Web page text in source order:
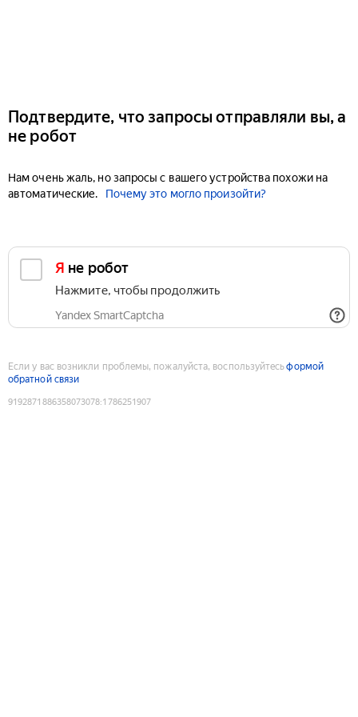
Подтвердите, что запросы отправляли вы, а
не робот
Нам очень жаль, но запросы с вашего устройства похожи на
автоматические.
Почему это могло произойти?
Я не робот
Нажмите, чтобы продолжить
Yandex SmartCaptcha
Если у вас возникли проблемы, пожалуйста, воспользуйтесьформой
обратной связи
9192871886358073078:1786251907